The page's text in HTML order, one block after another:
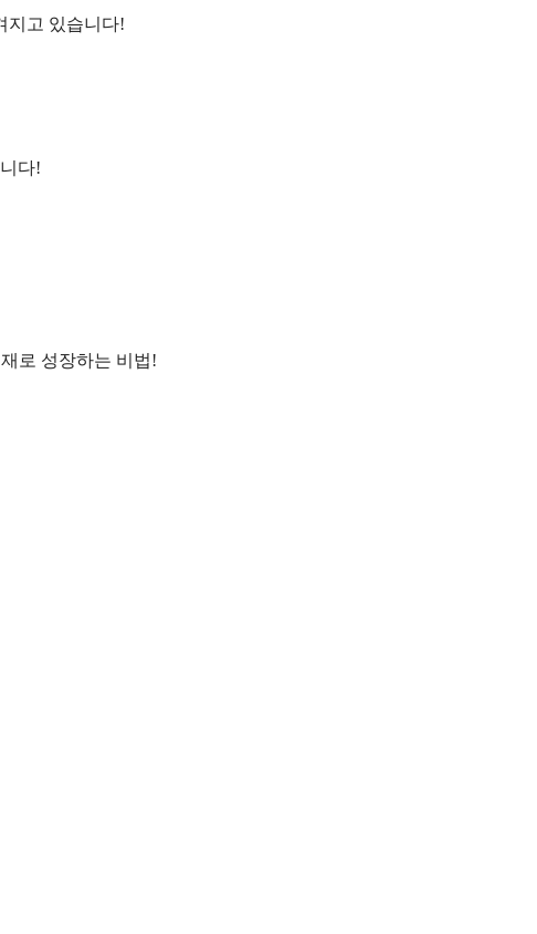
지고 있습니다!
다!
로 성장하는 비법!